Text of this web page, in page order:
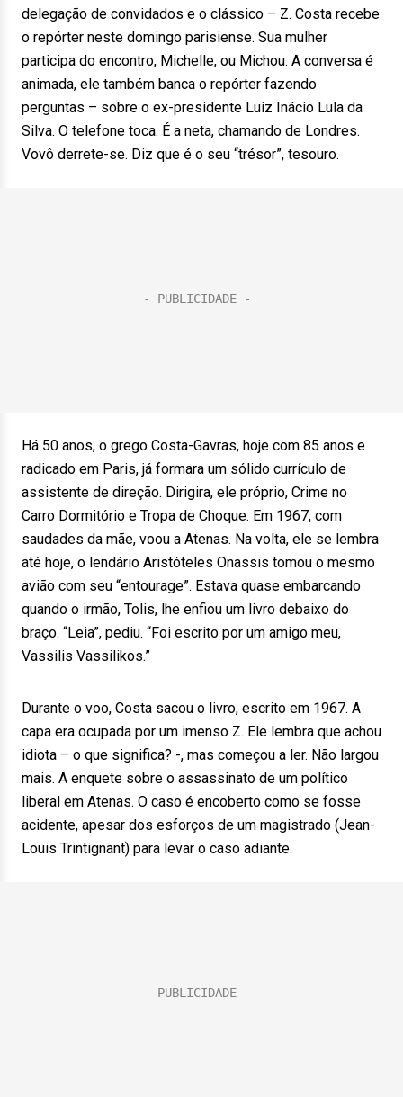
delegação de convidados e o clássico – Z. Costa recebe
o repórter neste domingo parisiense. Sua mulher
participa do encontro, Michelle, ou Michou. A conversa é
animada, ele também banca o repórter fazendo
perguntas – sobre o ex-presidente Luiz Inácio Lula da
Silva. O telefone toca. É a neta, chamando de Londres.
Vovô derrete-se. Diz que é o seu “trésor”, tesouro.
Há 50 anos, o grego Costa-Gavras, hoje com 85 anos e
radicado em Paris, já formara um sólido currículo de
assistente de direção. Dirigira, ele próprio, Crime no
Carro Dormitório e Tropa de Choque. Em 1967, com
saudades da mãe, voou a Atenas. Na volta, ele se lembra
até hoje, o lendário Aristóteles Onassis tomou o mesmo
avião com seu “entourage”. Estava quase embarcando
quando o irmão, Tolis, lhe enfiou um livro debaixo do
braço. “Leia”, pediu. “Foi escrito por um amigo meu,
Vassilis Vassilikos.”
Durante o voo, Costa sacou o livro, escrito em 1967. A
capa era ocupada por um imenso Z. Ele lembra que achou
idiota – o que significa? -, mas começou a ler. Não largou
mais. A enquete sobre o assassinato de um político
liberal em Atenas. O caso é encoberto como se fosse
acidente, apesar dos esforços de um magistrado (Jean-
Louis Trintignant) para levar o caso adiante.